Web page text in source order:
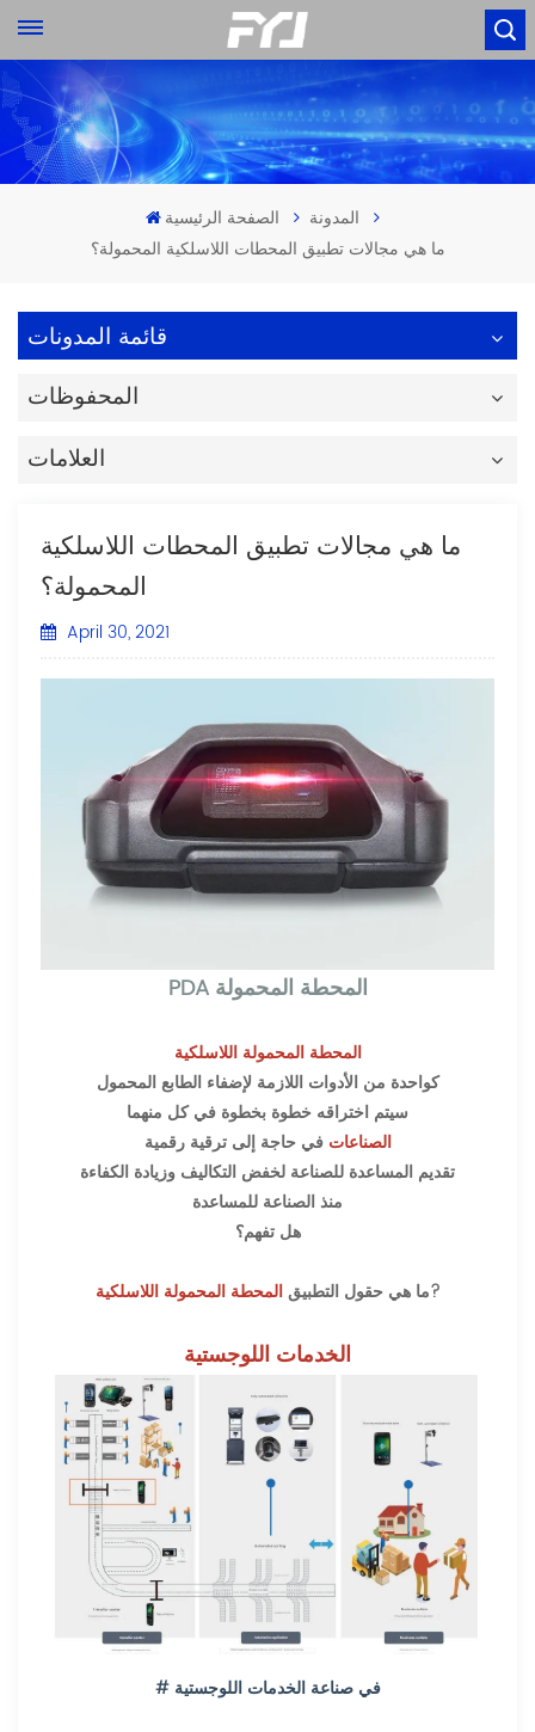
الصفحة الرئيسية
المدونة
ما هي مجالات تطبيق المحطات اللاسلكية المحمولة؟
قائمة المدونات
المحفوظات
العلامات
ما هي مجالات تطبيق المحطات اللاسلكية
المحمولة؟
April 30, 2021
PDA المحطة المحمولة
المحطة المحمولة اللاسلكية
كواحدة من الأدوات اللازمة لإضفاء الطابع المحمول
سيتم اختراقه خطوة بخطوة في كل منهما
الصناعات في حاجة إلى ترقية رقمية
تقديم المساعدة للصناعة لخفض التكاليف وزيادة الكفاءة
منذ الصناعة للمساعدة
هل تفهم؟
ما هي حقول التطبيقالمحطة المحمولة اللاسلكية ?
الخدمات اللوجستية
# في صناعة الخدمات اللوجستية